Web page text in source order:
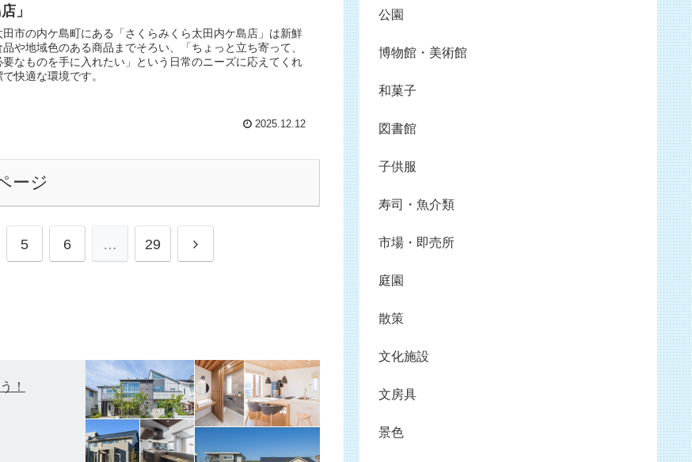
」
田市の内ケ島町にある「さくらみくら太田内ケ島店」は新鮮
品や地域色のある商品までそろい、「ちょっと立ち寄って、
要なものを手に入れたい」という日常のニーズに応えてくれ
快適な環境です。
2025.12.12
ージ
5 6 … 29
！
公園
博物館・美術館
和菓子
図書館
子供服
寿司・魚介類
市場・即売所
庭園
散策
文化施設
文房具
景色